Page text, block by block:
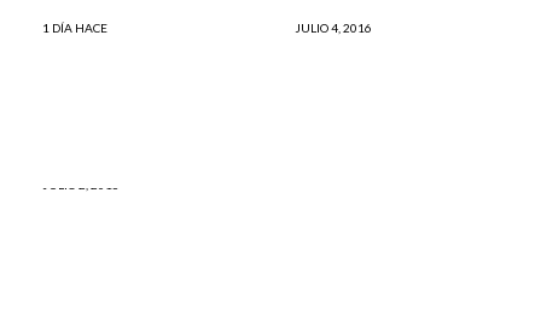
1 DÍA HACE JULIO 4, 2016